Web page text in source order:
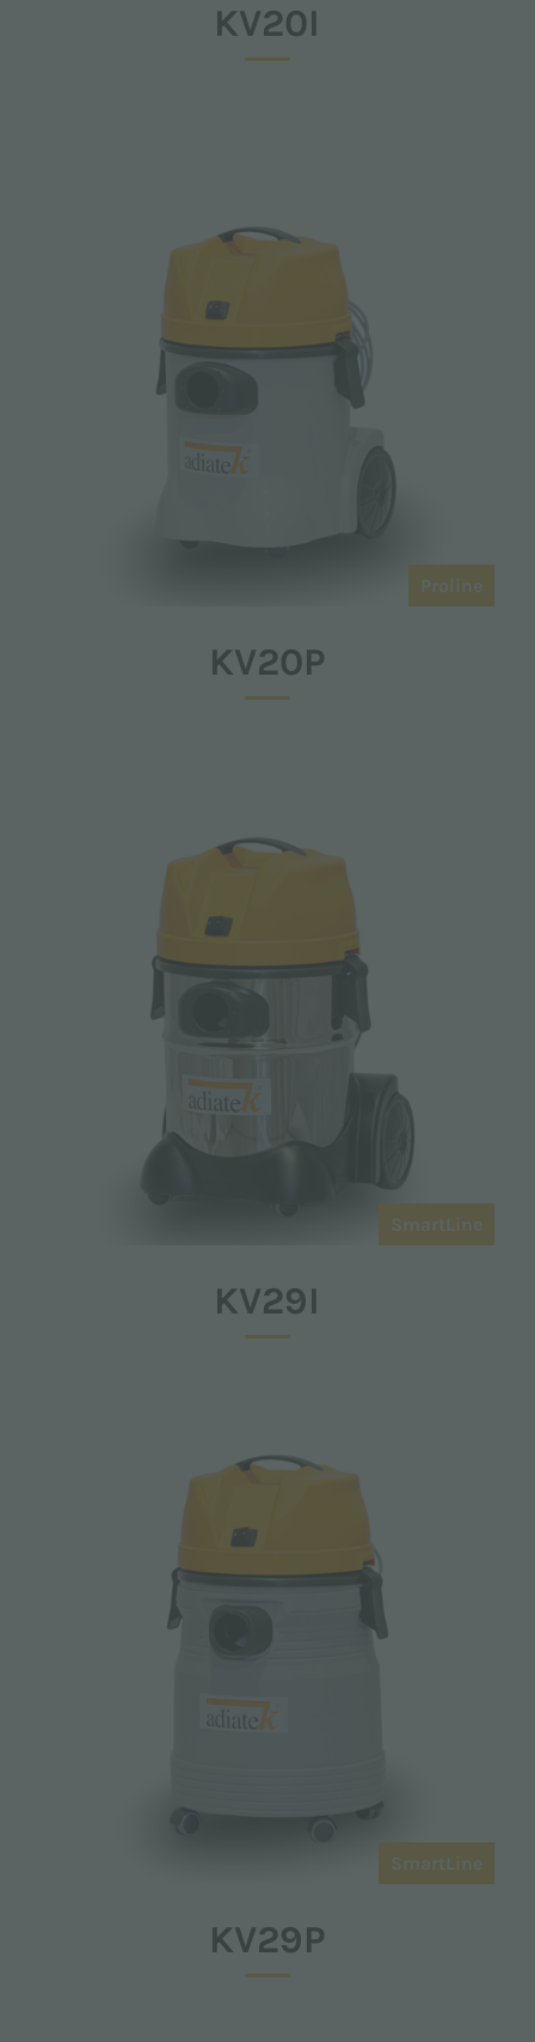
KV20I
Proline
KV20P
SmartLine
KV29I
SmartLine
KV29P